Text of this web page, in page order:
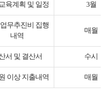
육계획 및 일정 3월
무추진비 집행
내역
매월
서 및 결산서 수시
이상 지출내역 매월